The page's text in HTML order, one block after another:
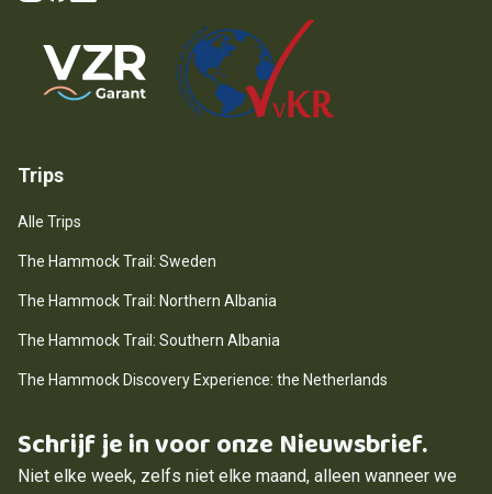
Trips
Alle Trips
The Hammock Trail: Sweden
The Hammock Trail: Northern Albania
The Hammock Trail: Southern Albania
The Hammock Discovery Experience: the Netherlands
Schrijf je in voor onze Nieuwsbrief.
Niet elke week, zelfs niet elke maand, alleen wanneer we